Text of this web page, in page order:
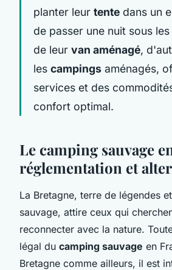
planter leur tente dans un
de passer une nuit sous
de leur van aménagé,
les campings aménagés,
services et des
confort optimal.
Le camping sauvage
réglementation et
La Bretagne, terre de légendes
sauvage, attire ceux qui
reconnecter avec la nature.
légal du camping sauvage en
Bretagne comme ailleurs, il est